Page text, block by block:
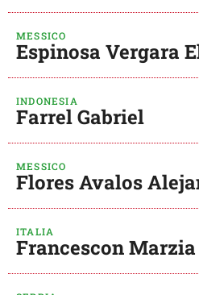
MESSICO
Espinosa Vergara
INDONESIA
Farrel Gabriel
MESSICO
Flores Avalos
ITALIA
Francescon Marzia